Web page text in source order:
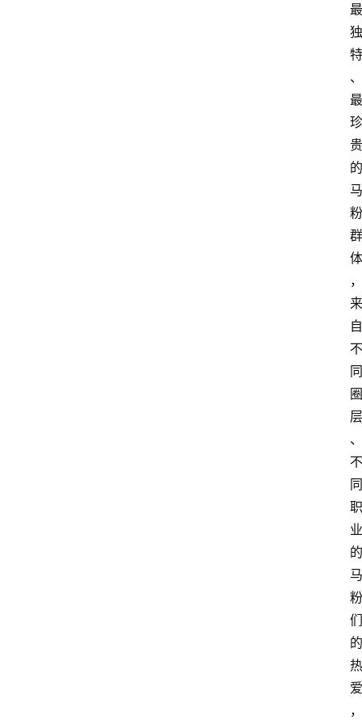
最
独
特
、
最
珍
贵
的
马
粉
群
体
，
来
自
不
同
圈
层
、
不
同
职
业
的
马
粉
们
的
热
爱
，